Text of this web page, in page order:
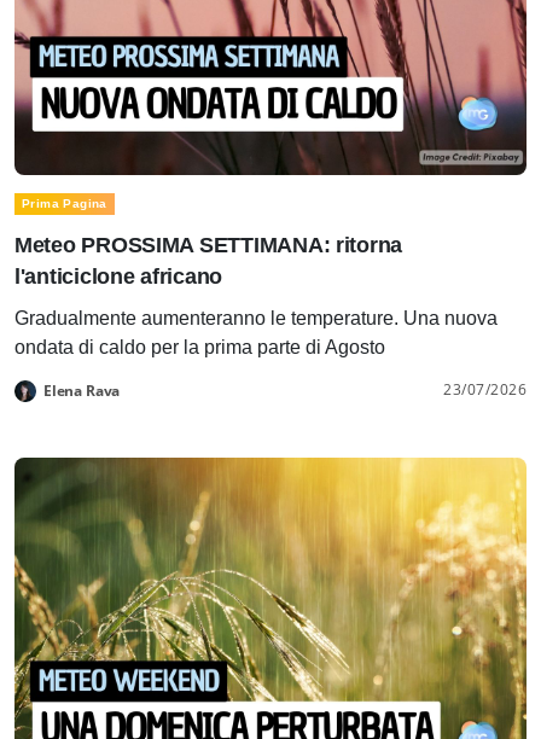
Prima Pagina
Meteo PROSSIMA SETTIMANA: ritorna
l'anticiclone africano
Gradualmente aumenteranno le temperature. Una nuova
ondata di caldo per la prima parte di Agosto
Elena Rava 23/07/2026